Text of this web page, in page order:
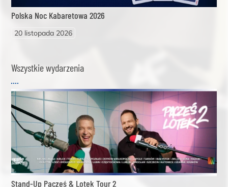
Polska Noc Kabaretowa 2026
20 listopada 2026
Wszystkie wydarzenia
Stand-Up Pacześ & Lotek Tour 2